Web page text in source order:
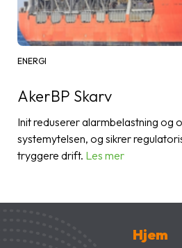
ENERGI
AkerBP Skarv
Init reduserer alarmbelastning og
systemytelsen, og sikrer
tryggere drift. Les mer
Hjem